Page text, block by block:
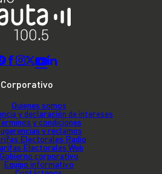
Corporativo
Quienes somos
y declaración de intereses
y condiciones
y reclamos
Electorales Radio
Electorales Web
Gobierno corporativo
Equipo informativo